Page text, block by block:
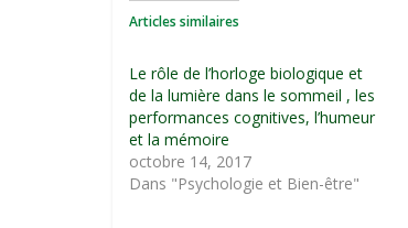
Articles similaires
Le rôle de l’horloge biologique et
de la lumière dans le sommeil , les
performances cognitives, l’humeur
et la mémoire
octobre 14, 2017
Dans "Psychologie et Bien-être"